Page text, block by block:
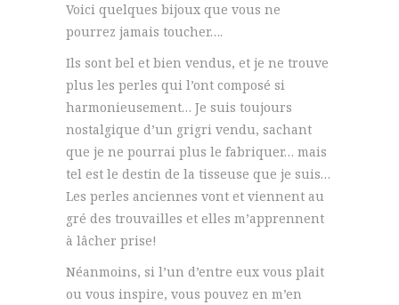
Voici quelques bijoux que vous ne
pourrez jamais toucher….
Ils sont bel et bien vendus, et je ne trouve
plus les perles qui l’ont composé si
harmonieusement… Je suis toujours
nostalgique d’un grigri vendu, sachant
que je ne pourrai plus le fabriquer… mais
tel est le destin de la tisseuse que je suis…
Les perles anciennes vont et viennent au
gré des trouvailles et elles m’apprennent
à lâcher prise!
Néanmoins, si l’un d’entre eux vous plait
ou vous inspire, vous pouvez en m’en